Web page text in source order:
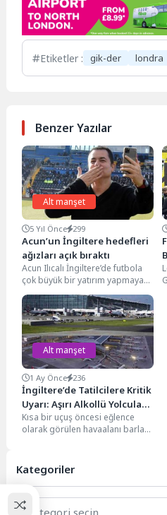
Etiketler : gik-der londra
Benzer Yazılar
Alt manşet
5 Yıl Önce 299
Acun’un İngiltere hedefleri
ağızları açık bıraktı
Acun Ilıcalı İngiltere’de futbola
çok büyük bir yatırım yapmaya
hazırlanıyor Hollanda'da ortak
olduğu Fortuna Sittard’dan...
Alt manşet
1 Ay Önce 236
İngiltere’de Tatilcilere Kritik
Uyarı: Aşırı Alkollü Yolcular
Uçağa Alınmayacak
Kısa bir uçuş öncesi eğlence
olarak görülen havaalanı barları,
Kategoriler
Kategoriler